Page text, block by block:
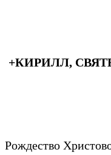
+КИРИЛЛ,
Рождество